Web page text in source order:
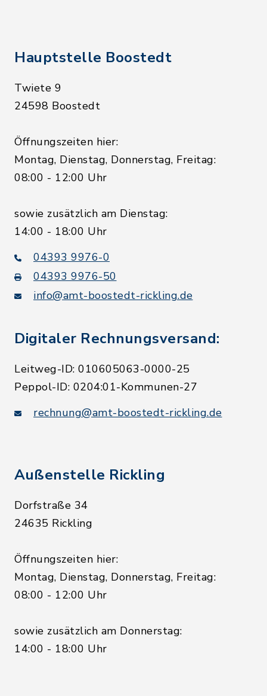
Hauptstelle Boostedt
Twiete 9
24598 Boostedt
Öffnungszeiten hier:
Montag, Dienstag, Donnerstag, Freitag:
08:00 - 12:00 Uhr
sowie zusätzlich am Dienstag:
14:00 - 18:00 Uhr
04393 9976-0
04393 9976-50
info@amt-boostedt-rickling.de
Digitaler Rechnungsversand:
Leitweg-ID: 010605063-0000-25
Peppol-ID: 0204:01-Kommunen-27
rechnung@amt-boostedt-rickling.de
Außenstelle Rickling
Dorfstraße 34
24635 Rickling
Öffnungszeiten hier:
Montag, Dienstag, Donnerstag, Freitag:
08:00 - 12:00 Uhr
sowie zusätzlich am Donnerstag:
14:00 - 18:00 Uhr